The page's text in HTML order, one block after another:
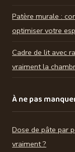
Patère murale :
optimiser votre
Cadre de lit avec
vraiment la
À ne pas
Dose de pâte par
vraiment ?